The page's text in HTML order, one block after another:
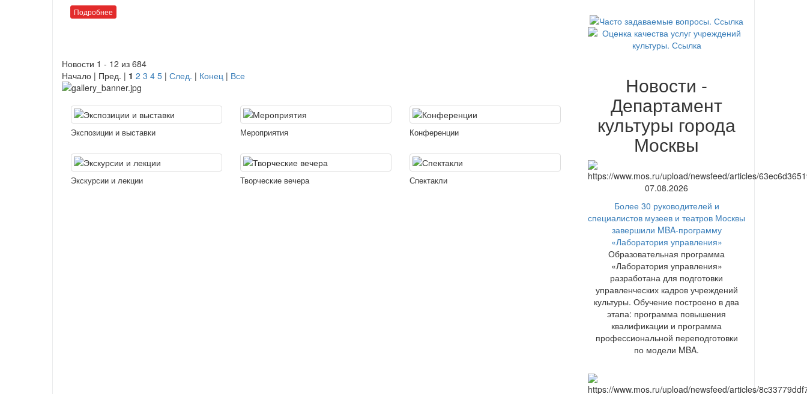
Подробнее
Новости 1 - 12 из 684
Начало | Пред. | 1 2 3 4 5 | След. | Конец | Все
Экспозиции и выставки Мероприятия Конференции
Экскурсии и лекции Творческие вечера Спектакли
Новости -
Департамент
культуры города
Москвы
07.08.2026
Более 30 руководителей и
специалистов музеев и театров Москвы
завершили MBA-программу
«Лаборатория управления»
Образовательная программа
«Лаборатория управления»
разработана для подготовки
управленческих кадров учреждений
культуры. Обучение построено в два
этапа: программа повышения
квалификации и программа
профессиональной переподготовки
по модели MBA.